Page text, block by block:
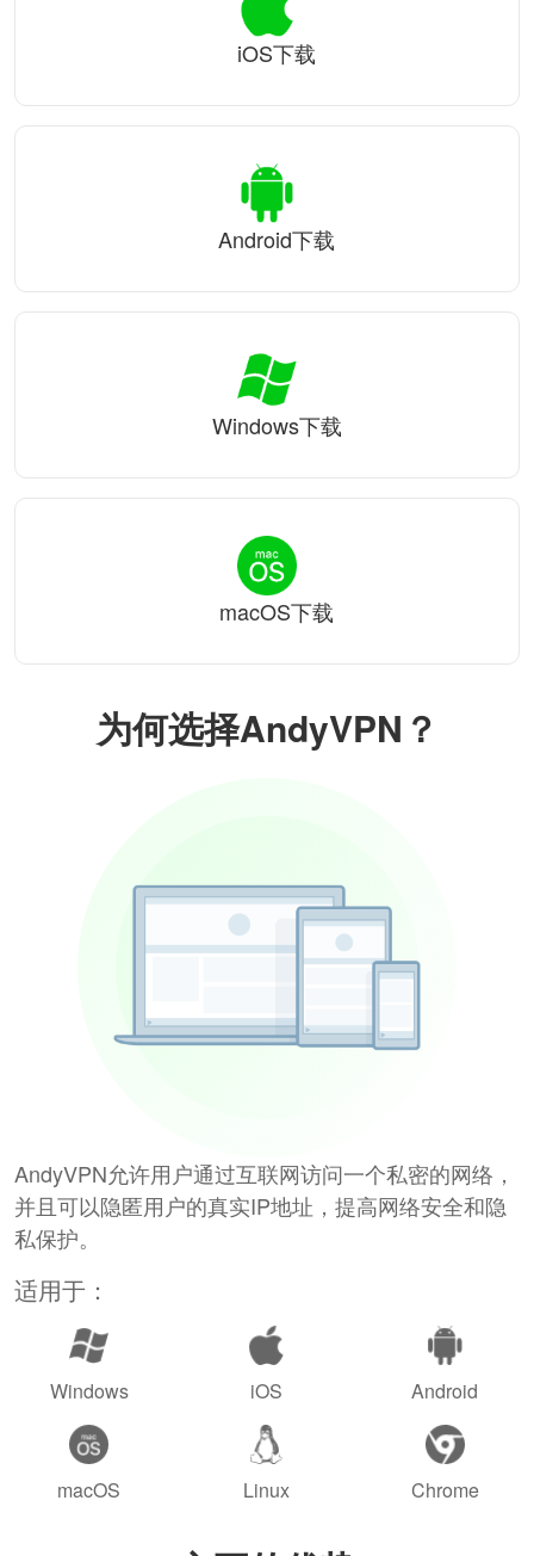
为何选择AndyVPN？
AndyVPN允许用户通过互联网访问一个私密的网络，
并且可以隐匿用户的真实IP地址，提高网络安全和隐
私保护。
适用于：
Windows iOS Android
macOS Linux Chrome
iOS下载
Android下载
Windows下载
macOS下载